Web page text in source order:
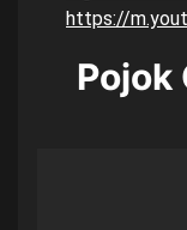
https://
Pojok